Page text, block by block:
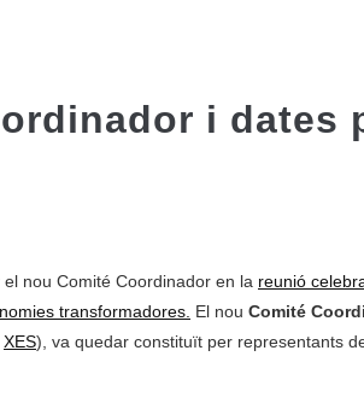
i dates
nou Comité Coordinador en la reunió
transformadores. El nou Comité
XES), va quedar constituït per representants